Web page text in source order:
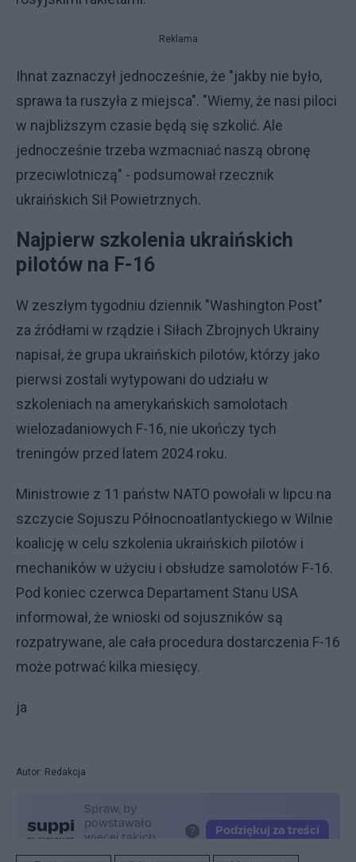
Reklama
Ihnat zaznaczył jednocześnie, że "jakby nie było,
sprawa ta ruszyła z miejsca". "Wiemy, że nasi piloci
w najbliższym czasie będą się szkolić. Ale
jednocześnie trzeba wzmacniać naszą obronę
przeciwlotniczą" - podsumował rzecznik
ukraińskich Sił Powietrznych.
Najpierw szkolenia ukraińskich
pilotów na F-16
W zeszłym tygodniu dziennik "Washington Post"
za źródłami w rządzie i Siłach Zbrojnych Ukrainy
napisał, że grupa ukraińskich pilotów, którzy jako
pierwsi zostali wytypowani do udziału w
szkoleniach na amerykańskich samolotach
wielozadaniowych F-16, nie ukończy tych
treningów przed latem 2024 roku.
Ministrowie z 11 państw NATO powołali w lipcu na
szczycie Sojuszu Północnoatlantyckiego w Wilnie
koalicję w celu szkolenia ukraińskich pilotów i
mechaników w użyciu i obsłudze samolotów F-16.
Pod koniec czerwca Departament Stanu USA
informował, że wnioski od sojuszników są
rozpatrywane, ale cała procedura dostarczenia F-16
może potrwać kilka miesięcy.
ja
Autor: Redakcja